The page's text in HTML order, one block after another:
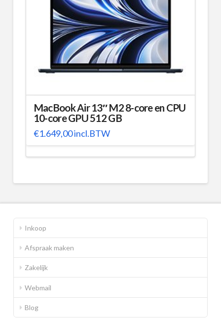
MacBook Air 13″ M2 8-core en CPU
10-core GPU 512 GB
€1.649,00incl.BTW
Inkoop
Afspraak maken
Zakelijk
Webmail
Blog